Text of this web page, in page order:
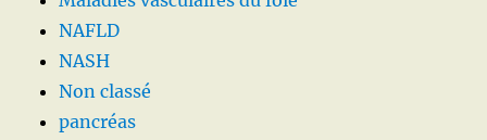
NAFLD
NASH
Non classé
pancréas